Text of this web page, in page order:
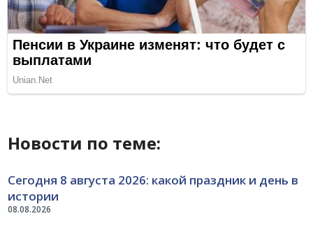
Новости по теме:
08.08.2026
Сегодня 8 августа 2026: какой праздник и день в
истории